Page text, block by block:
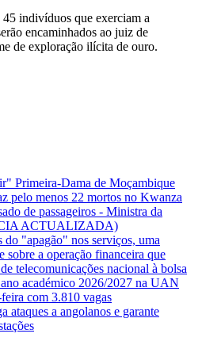
indivíduos que exerciam a
encaminhados ao juiz de
de exploração ilícita de ouro.
Primeira-Dama de Moçambique
pelo menos 22 mortos no Kwanza
de passageiros - Ministra da
ACTUALIZADA)
"apagão" nos serviços, uma
sobre a operação financeira que
telecomunicações nacional à bolsa
académico 2026/2027 na UAN
com 3.810 vagas
ataques a angolanos e garante